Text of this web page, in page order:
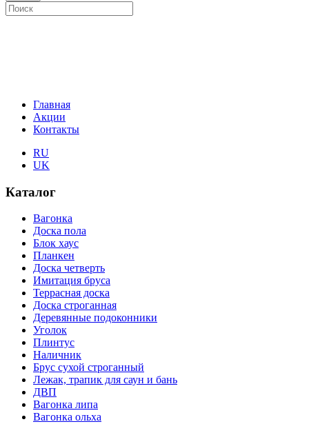
Главная
Акции
Контакты
RU
UK
Каталог
Вагонка
Доска пола
Блок хаус
Планкен
Доска четверть
Имитация бруса
Террасная доска
Доска строганная
Деревянные подоконники
Уголок
Плинтус
Наличник
Брус сухой строганный
Лежак, трапик для саун и бань
ДВП
Вагонка липа
Вагонка ольха